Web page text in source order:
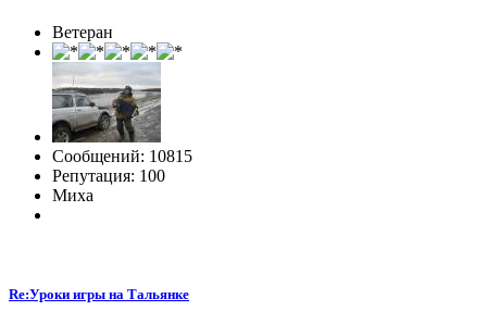
Ветеран
Сообщений: 10815
Репутация: 100
Миха
Re:Уроки игры на Тальянке